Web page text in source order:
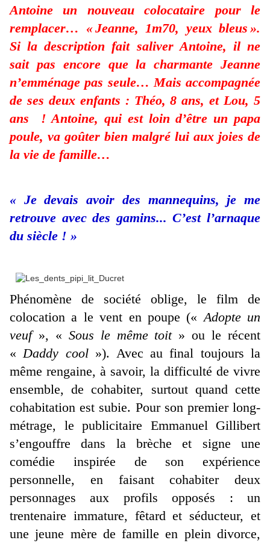
Antoine un nouveau colocataire pour le
remplacer… « Jeanne, 1m70, yeux bleus ».
Si la description fait saliver Antoine, il ne
sait pas encore que la charmante Jeanne
n’emménage pas seule… Mais accompagnée
de ses deux enfants : Théo, 8 ans, et Lou, 5
ans ! Antoine, qui est loin d’être un papa
poule, va goûter bien malgré lui aux joies de
la vie de famille…
« Je devais avoir des mannequins, je me
retrouve avec des gamins... C’est l’arnaque
du siècle ! »
Phénomène de société oblige, le film de
colocation a le vent en poupe (« Adopte un
veuf», « Sous le même toit» ou le récent
« Daddy cool»). Avec au final toujours la
même rengaine, à savoir, la difficulté de vivre
ensemble, de cohabiter, surtout quand cette
cohabitation est subie. Pour son premier long-
métrage, le publicitaire Emmanuel Gillibert
s’engouffre dans la brèche et signe une
comédie inspirée de son expérience
personnelle, en faisant cohabiter deux
personnages aux profils opposés : un
trentenaire immature, fêtard et séducteur, et
une jeune mère de famille en plein divorce,